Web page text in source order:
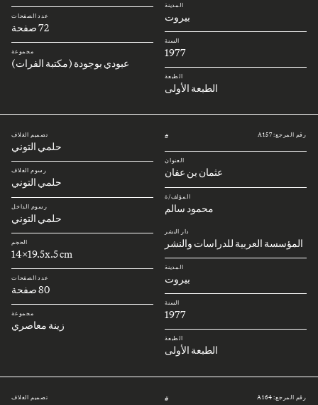
المدينة
بيروت
السنة
1977
الطبعة
الطبعة الأولى
عدد الصفحات
72 صفحة
مجموعة
عبودي بوجودة (مكتبة الفرات)
رقم المرجع: A157 #
العنوان
عثمان بن عفان
المؤلف/ة
محمود سالم
دار النشر
المؤسسة العربية للدراسات والنشر
المدينة
بيروت
السنة
1977
الطبعة
الطبعة الأولى
تصميم الغلاف
حلمي التوني
رسوم الغلاف
حلمي التوني
رسوم الداخل
حلمي التوني
الحجم
14x19.5x.5 cm
عدد الصفحات
80 صفحة
مجموعة
زينة معاصري
رقم المرجع: A164 # تصميم الغلاف